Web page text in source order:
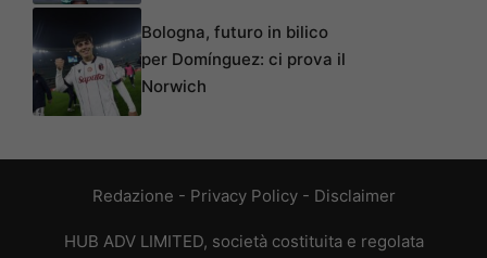
Bologna, futuro in bilico
per Domínguez: ci prova il
Norwich
Redazione - Privacy Policy- Disclaimer
HUB ADV LIMITED, società costituita e regolata